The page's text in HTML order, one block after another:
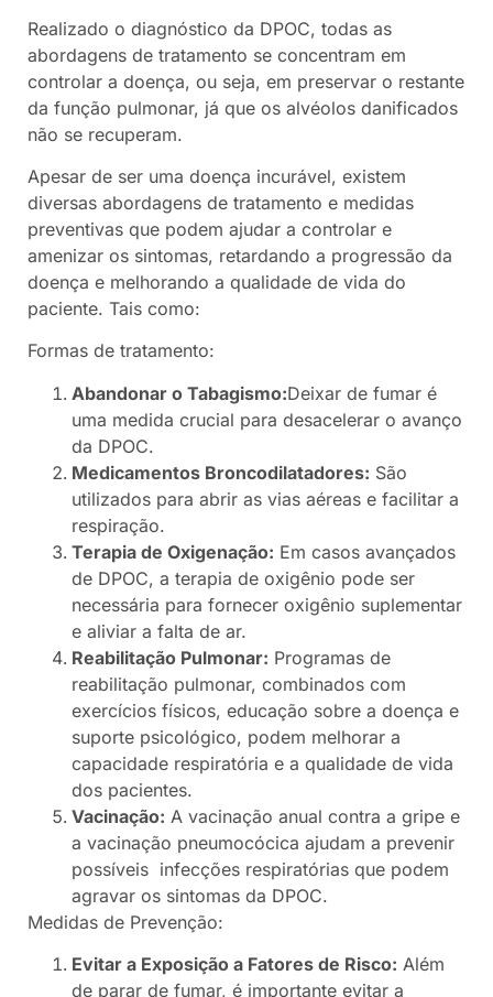
Realizado o diagnóstico da DPOC, todas as
abordagens de tratamento se concentram em
controlar a doença, ou seja, em preservar o restante
da função pulmonar, já que os alvéolos danificados
não se recuperam.
Apesar de ser uma doença incurável, existem
diversas abordagens de tratamento e medidas
preventivas que podem ajudar a controlar e
amenizar os sintomas, retardando a progressão da
doença e melhorando a qualidade de vida do
paciente. Tais como:
Formas de tratamento:
Abandonar o Tabagismo:Deixar de fumar é
uma medida crucial para desacelerar o avanço
da DPOC.
Medicamentos Broncodilatadores: São
utilizados para abrir as vias aéreas e facilitar a
respiração.
Terapia de Oxigenação: Em casos avançados
de DPOC, a terapia de oxigênio pode ser
necessária para fornecer oxigênio suplementar
e aliviar a falta de ar.
Reabilitação Pulmonar: Programas de
reabilitação pulmonar, combinados com
exercícios físicos, educação sobre a doença e
suporte psicológico, podem melhorar a
capacidade respiratória e a qualidade de vida
dos pacientes.
Vacinação: A vacinação anual contra a gripe e
a vacinação pneumocócica ajudam a prevenir
possíveis infecções respiratórias que podem
agravar os sintomas da DPOC.
Medidas de Prevenção:
Evitar a Exposição a Fatores de Risco: Além
de parar de fumar, é importante evitar a